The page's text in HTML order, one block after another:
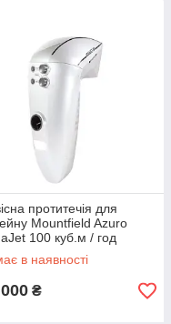
протитечія для
Mountfield Azuro
100 куб.м / год
в наявності
₴